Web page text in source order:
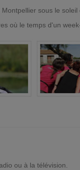
sous le soleil
où le temps d'un
ou à la télévision.